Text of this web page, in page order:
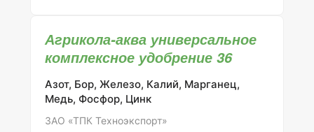
ЗАО "ТПК Техноэкспорт". Номер регистрации
удобрения — 046-11-731-1. ### Описание и
состав Агрикола-Аква включает в себя
необходимые макро- и микроэлементы,
которые способствуют росту и развитию
Азот (N) — 10% -Фосфор (P2O5)
Агрикола-аква универсальное
комплексное удобрение 36
Азот, Бор, Железо, Калий, Марганец,
Медь, Фосфор, Цинк
ЗАО «ТПК Техноэкспорт»